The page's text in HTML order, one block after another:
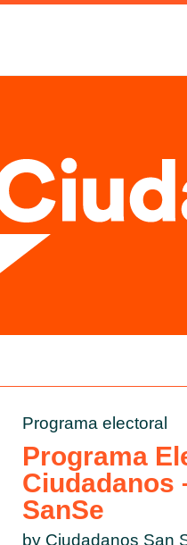
Programa electoral
Programa
Ciudadanos
SanSe
by Ciudadanos San